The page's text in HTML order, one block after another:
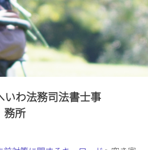
いわ法務司法書士事
務所